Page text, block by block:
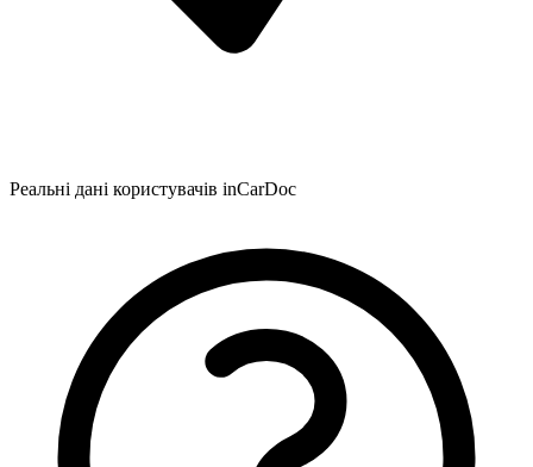
Реальні дані користувачів inCarDoc